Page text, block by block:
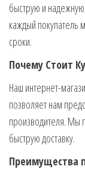
быструю и надежную
каждый покупатель
сроки.
Почему Стоит
Наш интернет-
позволяет нам
производителя. Мы
быструю доставку.
Преимущества